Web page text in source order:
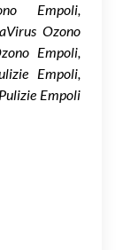
Empoli,
Ozono
Empoli,
Empoli,
Empoli